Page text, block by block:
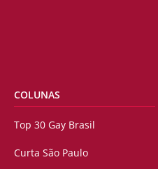
COLUNAS
Top 30 Gay Brasil
Curta São Paulo